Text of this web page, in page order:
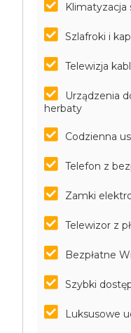
Klimatyzacja
Szlafroki i
Telewizja
Urządzenia
herbaty
Codzienna
Telefon z
Zamki
Telewizor z
Bezpłatne
Szybki
Luksusowe